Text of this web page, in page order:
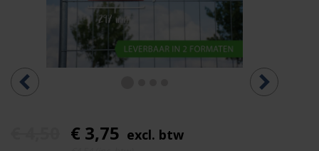
€ 3,75 excl. btw